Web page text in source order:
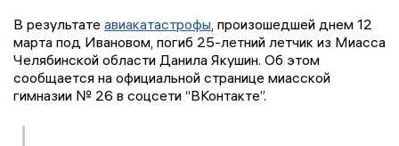
В результате авиакатастрофы, произошедшей днем 12
марта под Ивановом, погиб 25-летний летчик из Миасса
Челябинской области Данила Якушин. Об этом
сообщается на официальной странице миасской
гимназии № 26 в соцсети “ВКонтакте”.